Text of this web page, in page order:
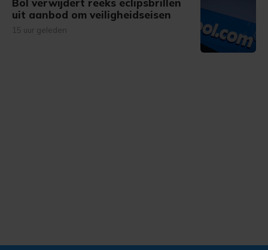
Bol verwijdert reeks eclipsbrillen
uit aanbod om veiligheidseisen
15 uur geleden